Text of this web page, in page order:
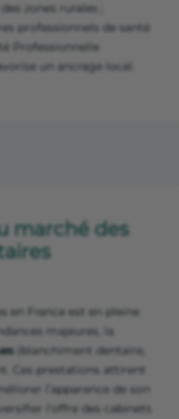
zones rurales ;
professionnels de santé
Professionnelle
un ancrage local.
marché des
en France est en pleine
majeures, la
(blanchiment dentaire,
Ces prestations attirent
l’apparence de son
l’offre des cabinets